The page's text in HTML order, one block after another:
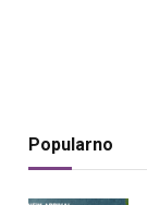
Popularno